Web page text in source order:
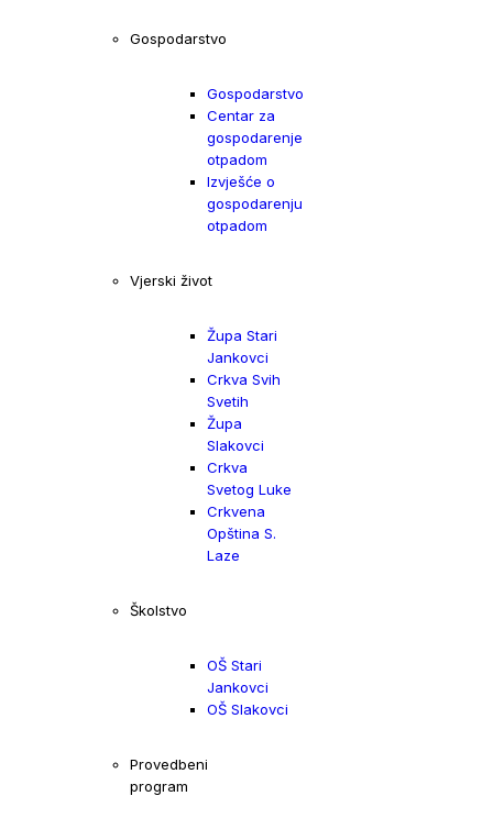
Gospodarstvo
Gospodarstvo
Centar za
gospodarenje
otpadom
Izvješće o
gospodarenju
otpadom
Vjerski život
Župa Stari
Jankovci
Crkva Svih
Svetih
Župa
Slakovci
Crkva
Svetog Luke
Crkvena
Opština S.
Laze
Školstvo
OŠ Stari
Jankovci
OŠ Slakovci
Provedbeni
program